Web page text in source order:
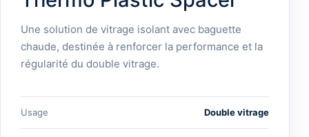
Une solution de vitrage isolant avec baguette
chaude, destinée à renforcer la performance et la
régularité du double vitrage.
Usage Double vitrage